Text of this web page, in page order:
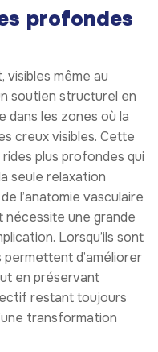
profondes
visibles même au
soutien structurel en
dans les zones où la
creux visibles. Cette
plus profondes qui
seule relaxation
l’anatomie vasculaire
une grande
Lorsqu’ils sont
d’améliorer
en préservant
restant toujours
transformation